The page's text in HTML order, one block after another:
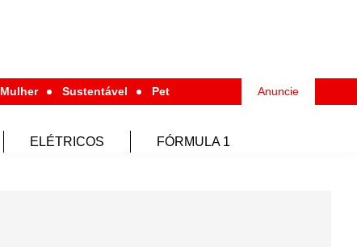
Mulher Sustentável Pet Anuncie
ELÉTRICOS FÓRMULA 1